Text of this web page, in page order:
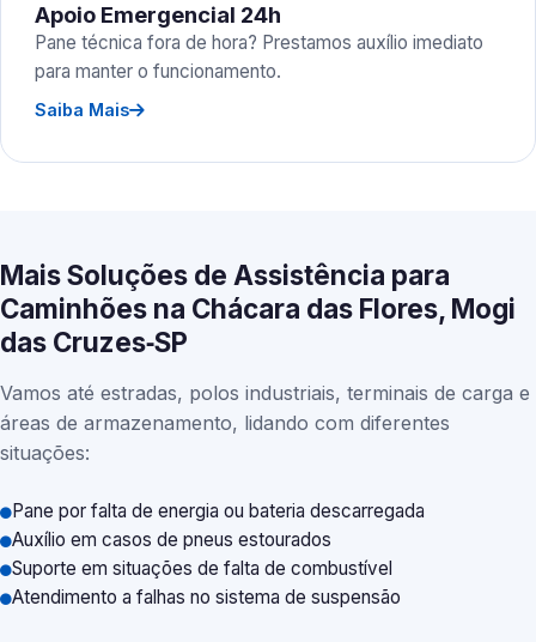
Apoio Emergencial 24h
Pane técnica fora de hora? Prestamos auxílio imediato
para manter o funcionamento.
Saiba Mais
Mais Soluções de Assistência para
Caminhões na Chácara das Flores, Mogi
das Cruzes‑SP
Vamos até estradas, polos industriais, terminais de carga e
áreas de armazenamento, lidando com diferentes
situações:
Pane por falta de energia ou bateria descarregada
Auxílio em casos de pneus estourados
Suporte em situações de falta de combustível
Atendimento a falhas no sistema de suspensão